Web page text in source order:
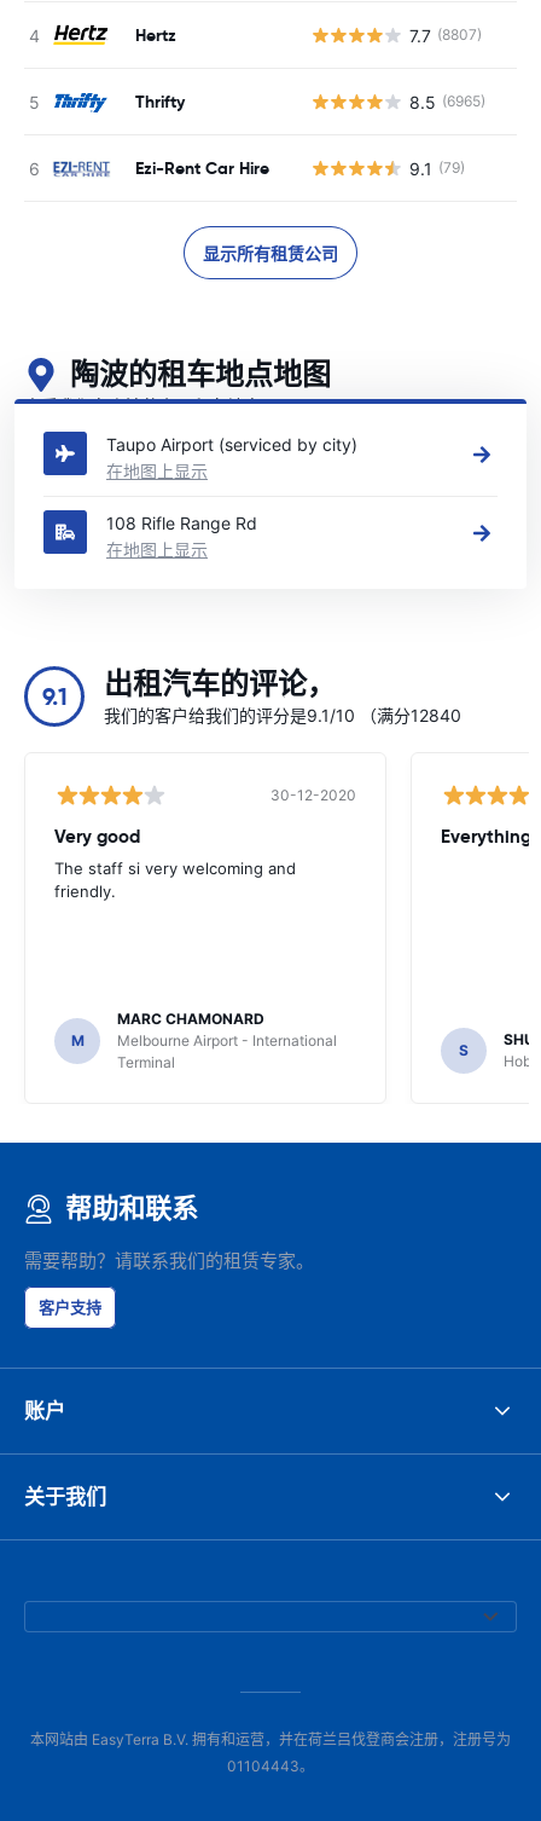
Hertz 7.7 (8807)
Thrifty 8.5 (6965)
Ezi-Rent Car Hire 9.1 (79)
显示所有租赁公司
陶波的租车地点地图
查看我们在陶波的主要租车地点
Taupo Airport (serviced by city)
在地图上显示
108 Rifle Range Rd
在地图上显示
9.1 出租汽车的评论，
我们的客户给我们的评分是9.1/10 （满分12840
30-12-2020
Very good
The staff si very welcoming and
friendly.
M
MARC CHAMONARD
Melbourne Airport - International
Terminal
Everything
S
帮助和联系
需要帮助？请联系我们的租赁专家。
客户支持
账户
关于我们
本网站由 EasyTerra B.V. 拥有和运营，并在荷兰吕伐登商会注册，注册号为
01104443。